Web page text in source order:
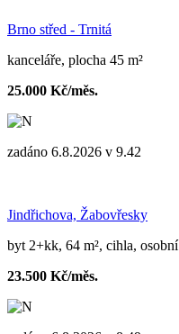
Brno střed - Trnitá
kanceláře, plocha 45 m²
25.000 Kč/měs.
zadáno 6.8.2026 v 9.42
Jindřichova, Žabovřesky
byt 2+kk, 64 m², cihla, osobní
23.500 Kč/měs.